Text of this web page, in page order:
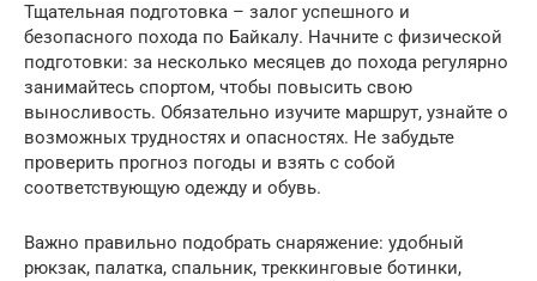
Тщательная подготовка – залог успешного и
безопасного похода по Байкалу. Начните с физической
подготовки: за несколько месяцев до похода регулярно
занимайтесь спортом, чтобы повысить свою
выносливость. Обязательно изучите маршрут, узнайте о
возможных трудностях и опасностях. Не забудьте
проверить прогноз погоды и взять с собой
соответствующую одежду и обувь.
Важно правильно подобрать снаряжение: удобный
рюкзак, палатка, спальник, треккинговые ботинки,